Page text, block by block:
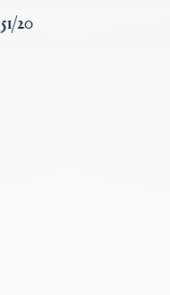
51/20